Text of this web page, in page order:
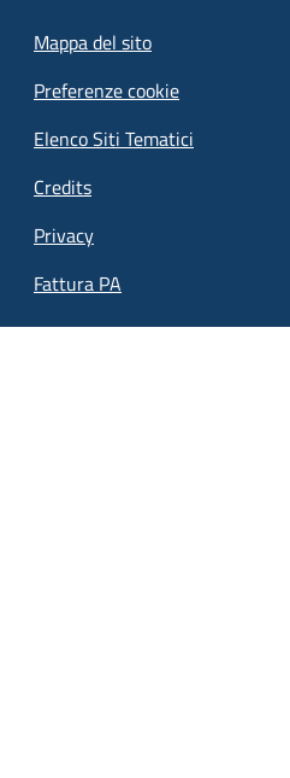
Mappa del sito
Preferenze cookie
Elenco Siti Tematici
Credits
Privacy
Fattura PA